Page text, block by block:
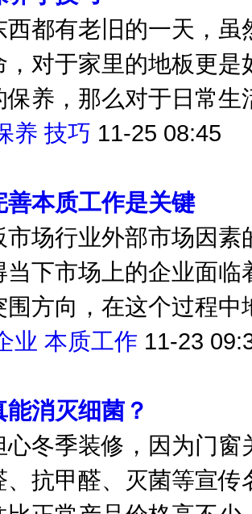
养小技巧
西都有老旧的一天，
，对于家里的地板更
保养，那么对于日常
养 技巧
善本质工作是关键
市场行业外部市场因
当下市场上的企业面
围方向，在这个过程
业 本质工作
消灭细菌？
心冬季装修，因为门
、抗甲醛、灭菌等宣